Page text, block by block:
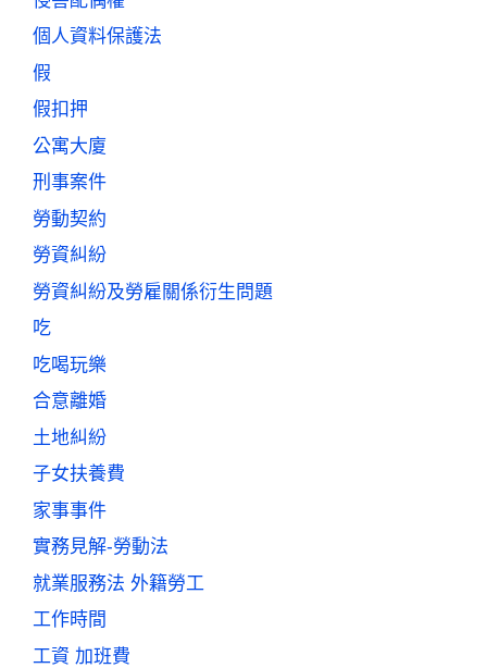
個人資料保護法
假
假扣押
公寓大廈
刑事案件
勞動契約
勞資糾紛
勞資糾紛及勞雇關係衍生問題
吃
吃喝玩樂
合意離婚
土地糾紛
子女扶養費
家事事件
實務見解-勞動法
就業服務法 外籍勞工
工作時間
工資 加班費